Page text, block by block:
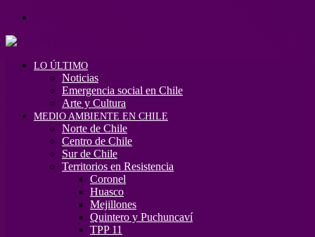
LO ÚLTIMO
Noticias
Emergencia social en Chile
Arte y Cultura
MEDIO AMBIENTE EN CHILE
Norte de Chile
Centro de Chile
Sur de Chile
Territorios en Resistencia
Coronel
Huasco
Mejillones
Quintero y Puchuncaví
TPP 11